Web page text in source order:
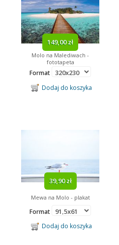
149,00 zł
Molo na Malediwach -
fototapeta
Format
Dodaj do koszyka
39,90 zł
Mewa na Molo - plakat
Format
Dodaj do koszyka